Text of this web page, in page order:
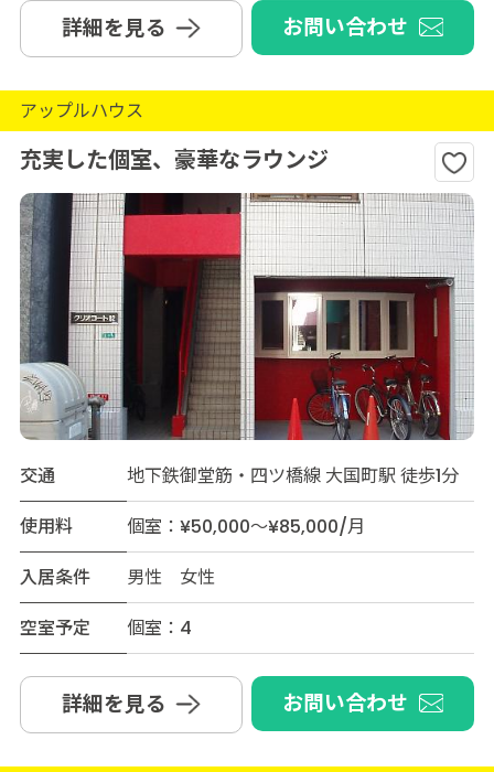
詳細を見る お問い合わせ
アップルハウス
充実した個室、豪華なラウンジ
交通
地下鉄御堂筋・四ツ橋線 大国町駅 徒歩1分
使用料
個室：¥50,000～¥85,000/月
入居条件
男性 女性
空室予定
個室：4
詳細を見る お問い合わせ